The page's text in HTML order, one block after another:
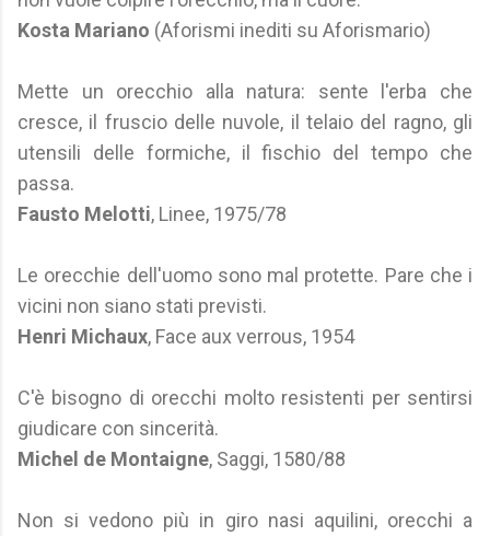
Kosta Mariano (Aforismi inediti su Aforismario)
Mette un orecchio alla natura: sente l'erba che
cresce, il fruscio delle nuvole, il telaio del ragno, gli
utensili delle formiche, il fischio del tempo che
passa.
Fausto Melotti, Linee, 1975/78
Le orecchie dell'uomo sono mal protette. Pare che i
vicini non siano stati previsti.
Henri Michaux, Face aux verrous, 1954
C'è bisogno di orecchi molto resistenti per sentirsi
giudicare con sincerità.
Michel de Montaigne, Saggi, 1580/88
Non si vedono più in giro nasi aquilini, orecchi a